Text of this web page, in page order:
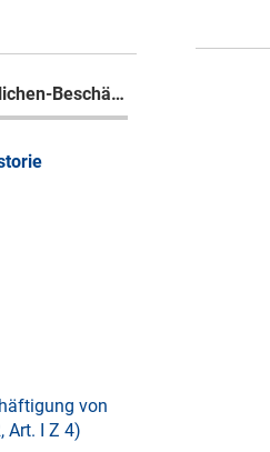
KJBG - Kinder- und Jugendlichen-Beschäftigungsgesetz 1987
von
Art. I Z 4)